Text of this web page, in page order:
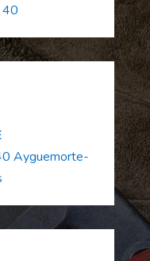
Ayguemorte-